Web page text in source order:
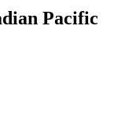
Pacific